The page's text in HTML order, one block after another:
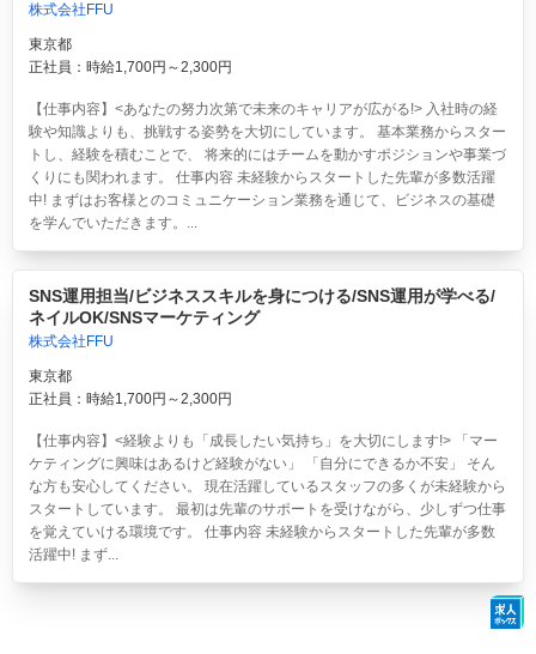
株式会社FFU
東京都
正社員：時給1,700円～2,300円
【仕事内容】<あなたの努力次第で未来のキャリアが広がる!> 入社時の経
験や知識よりも、挑戦する姿勢を大切にしています。 基本業務からスター
トし、経験を積むことで、 将来的にはチームを動かすポジションや事業づ
くりにも関われます。 仕事内容 未経験からスタートした先輩が多数活躍
中! まずはお客様とのコミュニケーション業務を通じて、ビジネスの基礎
を学んでいただきます。...
SNS運用担当/ビジネススキルを身につける/SNS運用が学べる/
ネイルOK/SNSマーケティング
株式会社FFU
東京都
正社員：時給1,700円～2,300円
【仕事内容】<経験よりも「成長したい気持ち」を大切にします!> 「マー
ケティングに興味はあるけど経験がない」 「自分にできるか不安」 そん
な方も安心してください。 現在活躍しているスタッフの多くが未経験から
スタートしています。 最初は先輩のサポートを受けながら、少しずつ仕事
を覚えていける環境です。 仕事内容 未経験からスタートした先輩が多数
活躍中! まず...